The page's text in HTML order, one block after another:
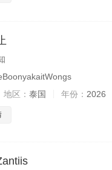
地区： 泰国 年份： 2026